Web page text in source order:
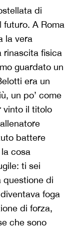
di
A Roma
la vera
rinascita fisica
guardato un
era un
un po’ come
vinto il titolo
battere
cosa
ti sei
questione di
foga
di forza,
che sono